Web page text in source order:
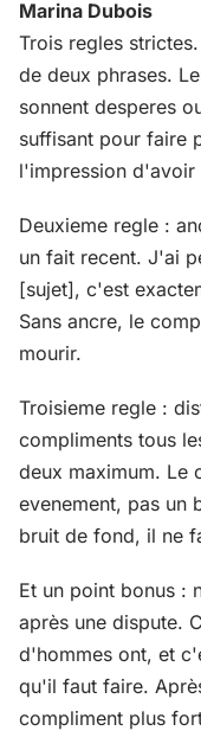
Marina Dubois
Trois regles
de deux phrases.
sonnent desperes
suffisant pour faire
l'impression d'avoir
Deuxieme regle :
un fait recent. J'ai
[sujet], c'est
Sans ancre, le
mourir.
Troisieme regle :
compliments tous
deux maximum. Le
evenement, pas un
bruit de fond, il ne
Et un point bonus :
après une dispute.
d'hommes ont, et
qu'il faut faire.
compliment plus